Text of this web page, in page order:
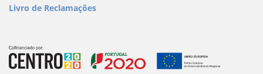
Livro de Reclamações